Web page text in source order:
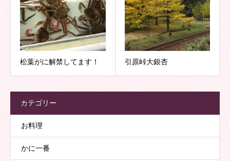
松葉がに解禁してます！ 引原峠大銀杏
カテゴリー
お料理
かに一番